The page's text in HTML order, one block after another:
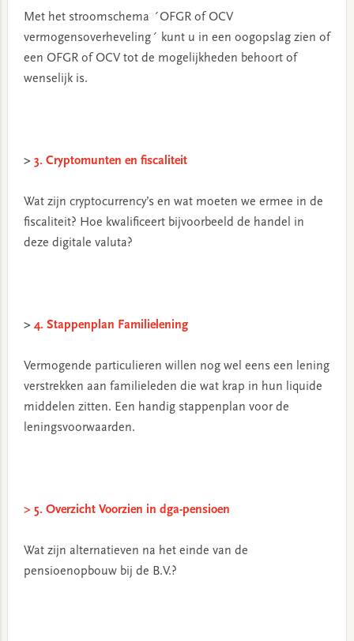
Met het stroomschema ´OFGR of OCV
vermogensoverheveling´ kunt u in een oogopslag zien of
een OFGR of OCV tot de mogelijkheden behoort of
wenselijk is.
> 3. Cryptomunten en fiscaliteit
Wat zijn cryptocurrency’s en wat moeten we ermee in de
fiscaliteit? Hoe kwalificeert bijvoorbeeld de handel in
deze digitale valuta?
> 4. Stappenplan Familielening
Vermogende particulieren willen nog wel eens een lening
verstrekken aan familieleden die wat krap in hun liquide
middelen zitten. Een handig stappenplan voor de
leningsvoorwaarden.
> 5. Overzicht Voorzien in dga-pensioen
Wat zijn alternatieven na het einde van de
pensioenopbouw bij de B.V.?